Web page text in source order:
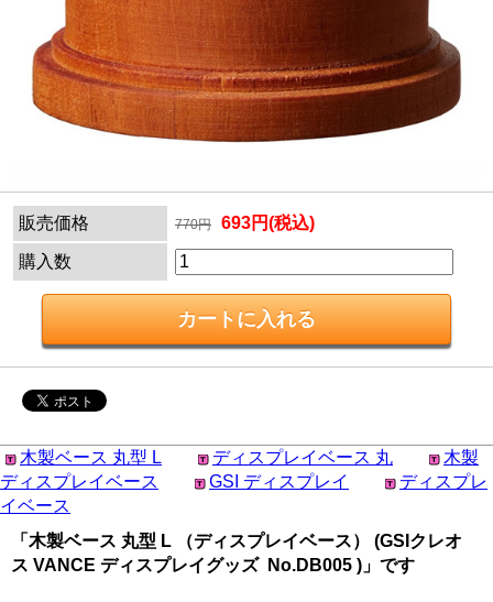
販売価格 770円 693円(税込)
購入数
木製ベース 丸型 L ディスプレイベース 丸
木製
ディスプレイベース
GSI ディスプレイ
ディスプレ
イベース
「木製ベース 丸型 L （ディスプレイベース） (GSIクレオ
ス VANCE ディスプレイグッズ No.DB005 )」です